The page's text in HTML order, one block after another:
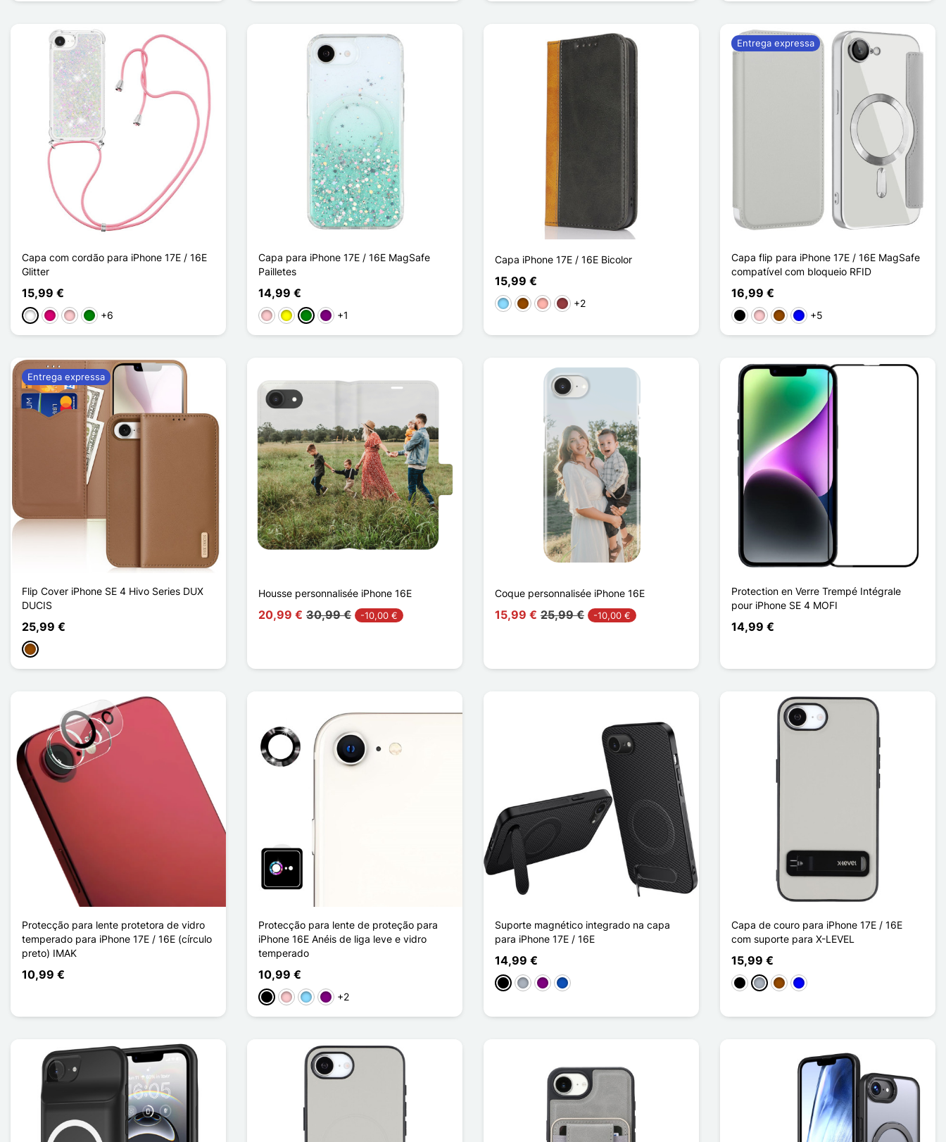
Capa com cordão para iPhone 17E / 16E
Glitter
15,99 €
BrancoMagenta
RosaVerde
+6
Capa para iPhone 17E / 16E MagSafe
Pailletes
14,99 €
RosaAmarelo
VerdePúrpura
+1
Capa iPhone 17E / 16E Bicolor
15,99 €
Azul Claro
CastanhoOuro rosa
Vermelho escuro
+2
Capa flip para iPhone 17E / 16E MagSafe
compatível com bloqueio RFID
16,99 €
PretoRosaCastanho
Azul+5
Entrega expressa
Flip Cover iPhone SE 4 Hivo Series DUX
DUCIS
25,99 €
Castanho
Entrega expressa
Housse personnalisée iPhone 16E
20,99 € 30,99 € -10,00 €
Coque personnalisée iPhone 16E
15,99 € 25,99 € -10,00 €
Protection en Verre Trempé Intégrale
pour iPhone SE 4 MOFI
14,99 €
Protecção para lente protetora de vidro
temperado para iPhone 17E / 16E (círculo
preto) IMAK
10,99 €
Protecção para lente de proteção para
iPhone 16E Anéis de liga leve e vidro
temperado
10,99 €
PretoRosaAzul Claro
Púrpura
+2
Suporte magnético integrado na capa
para iPhone 17E / 16E
14,99 €
PretoCinzento
Púrpura
Saphir
Capa de couro para iPhone 17E / 16E
com suporte para X-LEVEL
15,99 €
PretoCinzento
Castanho
Azul